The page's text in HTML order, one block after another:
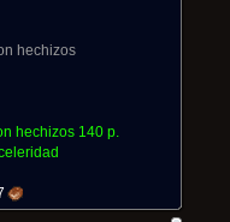
hechizos
hechizos 140 p.